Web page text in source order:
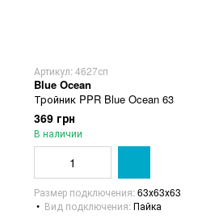
Артикул: 4627сп
Blue Ocean
Тройник PPR Blue Ocean 63
369 грн
В наличии
Размер подключения 63х63х63
Вид подключения Пайка